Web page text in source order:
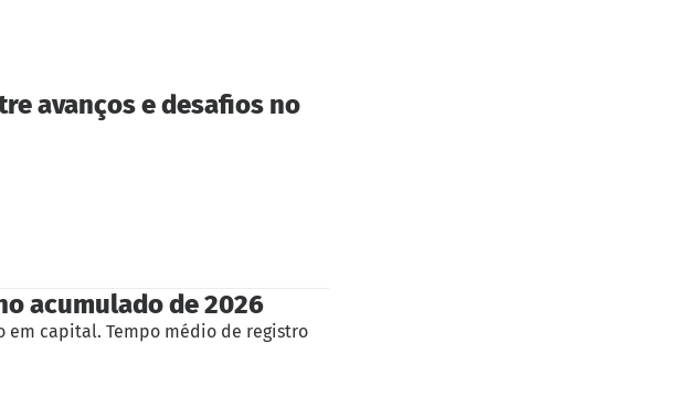
avanços e desafios no
acumulado de 2026
em capital. Tempo médio de registro